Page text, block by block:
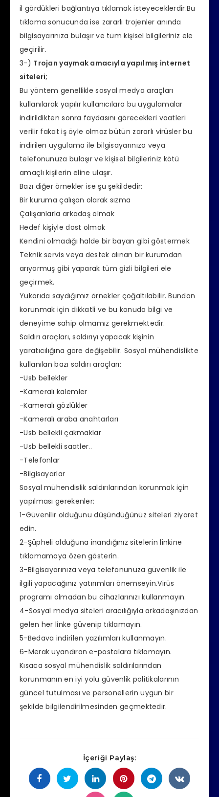
il gördükleri bağlantıya tıklamak isteyeceklerdir.Bu
tıklama sonucunda ise zararlı trojenler anında
bilgisayarınıza bulaşır ve tüm kişisel bilgileriniz ele
geçirilir.
3-) Trojan yaymak amacıyla yapılmış internet
siteleri;
Bu yöntem genellikle sosyal medya araçları
kullanılarak yapılır kullanıcılara bu uygulamalar
indirildikten sonra faydasını görecekleri vaatleri
verilir fakat iş öyle olmaz bütün zararlı virüsler bu
indirilen uygulama ile bilgisayarınıza veya
telefonunuza bulaşır ve kişisel bilgileriniz kötü
amaçlı kişilerin eline ulaşır.
Bazı diğer örnekler ise şu şekildedir:
Bir kuruma çalışan olarak sızma
Çalışanlarla arkadaş olmak
Hedef kişiyle dost olmak
Kendini olmadığı halde bir bayan gibi göstermek
Teknik servis veya destek alınan bir kurumdan
arıyormuş gibi yaparak tüm gizli bilgileri ele
geçirmek.
Yukarıda saydığımız örnekler çoğaltılabilir. Bundan
korunmak için dikkatli ve bu konuda bilgi ve
deneyime sahip olmamız gerekmektedir.
Saldırı araçları, saldırıyı yapacak kişinin
yaratıcılığına göre değişebilir. Sosyal mühendislikte
kullanılan bazı saldırı araçları:
-Usb bellekler
-Kameralı kalemler
-Kameralı gözlükler
-Kameralı araba anahtarları
-Usb bellekli çakmaklar
-Usb bellekli saatler..
-Telefonlar
-Bilgisayarlar
Sosyal mühendislik saldırılarından korunmak için
yapılması gerekenler:
1-Güvenilir olduğunu düşündüğünüz siteleri ziyaret
edin.
2-Şüpheli olduğuna inandığınız sitelerin linkine
tıklamamaya özen gösterin.
3-Bilgisayarınıza veya telefonunuza güvenlik ile
ilgili yapacağınız yatırımları önemseyin.Virüs
programı olmadan bu cihazlarınızı kullanmayın.
4-Sosyal medya siteleri aracılığıyla arkadaşınızdan
gelen her linke güvenip tıklamayın.
5-Bedava indirilen yazılımları kullanmayın.
6-Merak uyandıran e-postalara tıklamayın.
Kısaca sosyal mühendislik saldırılarından
korunmanın en iyi yolu güvenlik politikalarının
güncel tutulması ve personellerin uygun bir
şekilde bilgilendirilmesinden geçmektedir.
İçeriği Paylaş: